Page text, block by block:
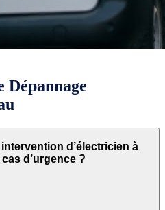
Dépannage
d’électricien à
d’urgence ?